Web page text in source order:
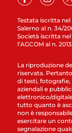
Testata iscritta
Salerno al n. 34/
Società iscritta
l’AGCOM al n.
La riproduzione
riservata.
di testi,
aziendali e
elettronico/
tutto quanto è
non è
esercitare un
segnalazione